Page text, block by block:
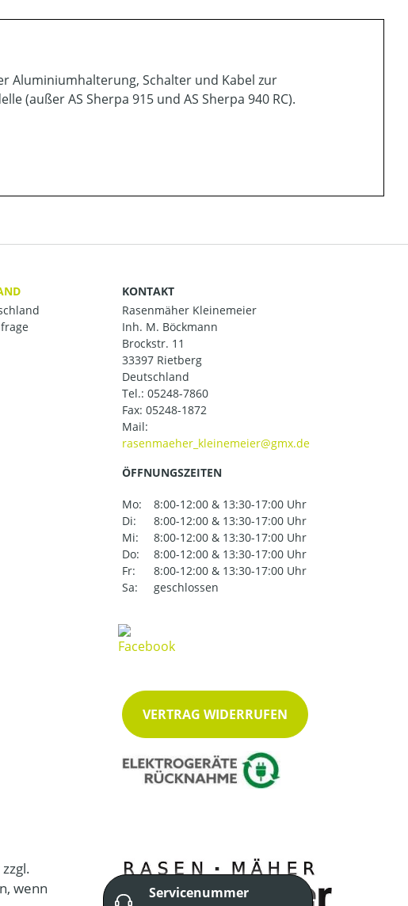
Aluminiumhalterung, Schalter und Kabel zur
(außer AS Sherpa 915 und AS Sherpa 940 RC).
KONTAKT
Rasenmäher Kleinemeier
Inh. M. Böckmann
Brockstr. 11
33397 Rietberg
Deutschland
Tel.: 05248-7860
Fax: 05248-1872
Mail:
ÖFFNUNGSZEITEN
Mo:
8:00-12:00 & 13:30-17:00 Uhr
Di:
8:00-12:00 & 13:30-17:00 Uhr
Mi:
8:00-12:00 & 13:30-17:00 Uhr
Do:
8:00-12:00 & 13:30-17:00 Uhr
Fr:
8:00-12:00 & 13:30-17:00 Uhr
Sa:
geschlossen
VERTRAG WIDERRUFEN
wenn
Servicenummer